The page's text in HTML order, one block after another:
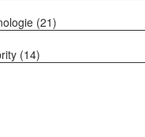
(21)
(14)